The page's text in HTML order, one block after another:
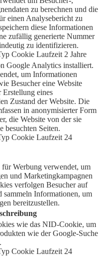
zu berechnen und die
einen Analysebericht zu
diese Informationen
zufällig generierte Nummer
zu identifizieren.
Cookie Laufzeit 2 Jahre
Google Analytics installiert.
um Informationen
Besucher eine Website
eines
Zustand der Website. Die
in anonymisierter Form
die Website von der sie
besuchten Seiten.
Cookie Laufzeit 24
Werbung verwendet, um
und Marketingkampagnen
verfolgen Besucher auf
sammeln Informationen, um
bereitzustellen.
wie das NID-Cookie, um
wie der Google-Suche
Cookie Laufzeit 24